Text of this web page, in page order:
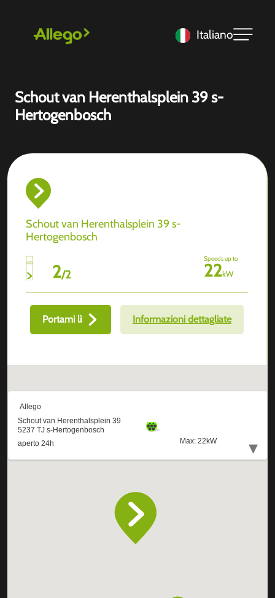
Italiano
Schout van Herenthalsplein 39 s-
Hertogenbosch
Schout van Herenthalsplein 39 s-
Hertogenbosch
2/2
Speeds up to
22kW
Portami lì Informazioni dettagliate